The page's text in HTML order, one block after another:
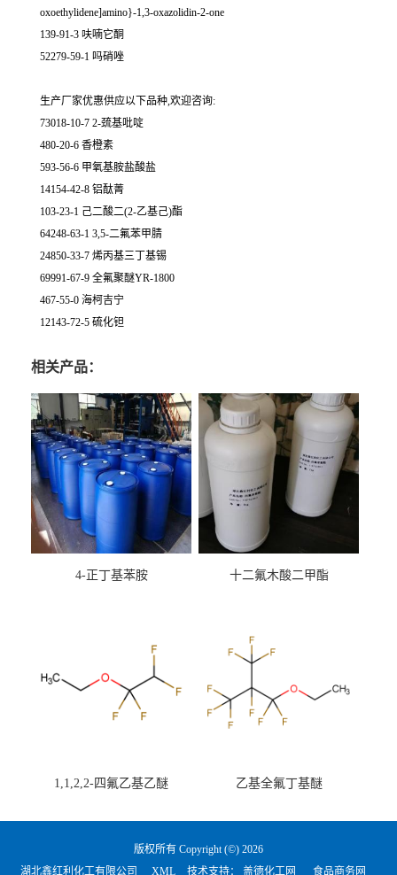
oxoethylidene]amino}-1,3-oxazolidin-2-one
139-91-3 呋喃它酮
52279-59-1 吗硝唑
生产厂家优惠供应以下品种,欢迎咨询:
73018-10-7 2-巯基吡啶
480-20-6 香橙素
593-56-6 甲氧基胺盐酸盐
14154-42-8 铝酞菁
103-23-1 己二酸二(2-乙基己)酯
64248-63-1 3,5-二氟苯甲腈
24850-33-7 烯丙基三丁基锡
69991-67-9 全氟聚醚YR-1800
467-55-0 海柯吉宁
12143-72-5 硫化钽
相关产品：
4-正丁基苯胺 十二氟木酸二甲酯
1,1,2,2-四氟乙基乙醚 乙基全氟丁基醚
版权所有 Copyright (©) 2026
湖北鑫红利化工有限公司
XML 技术支持： 盖德化工网 食品商务网